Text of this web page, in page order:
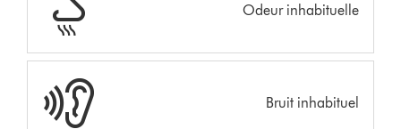
Odeur inhabituelle
Bruit inhabituel